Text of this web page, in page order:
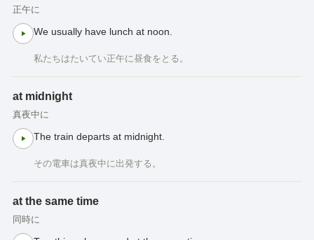
正午に
We usually have lunch at noon.
私たちはたいてい正午に昼食をとる。
at midnight
真夜中に
The train departs at midnight.
その電車は真夜中に出発する。
at the same time
同時に